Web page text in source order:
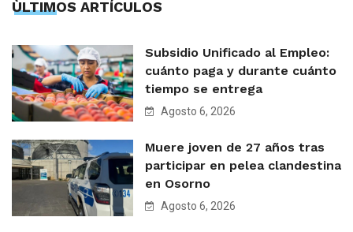
ÙLTIMOS ARTÍCULOS
Subsidio Unificado al Empleo:
cuánto paga y durante cuánto
tiempo se entrega
Agosto 6, 2026
Muere joven de 27 años tras
participar en pelea clandestina
en Osorno
Agosto 6, 2026